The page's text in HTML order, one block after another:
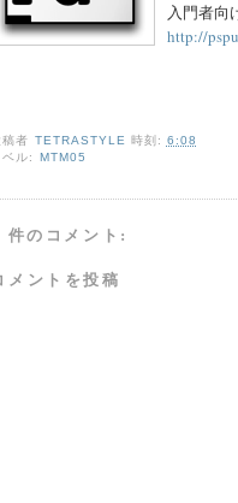
入門者向
http://
稿者 TETRASTYLE 時刻: 6:08
ベル: MTM05
件のコメント:
メントを投稿